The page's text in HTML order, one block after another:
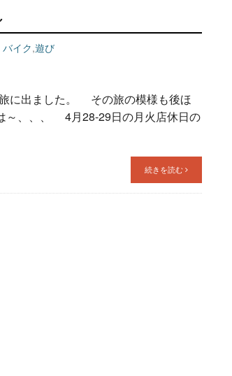
イク,遊び
に出ました。 その旅の模様も後ほ
、、、 4月28-29日の月火店休日の
続きを読む